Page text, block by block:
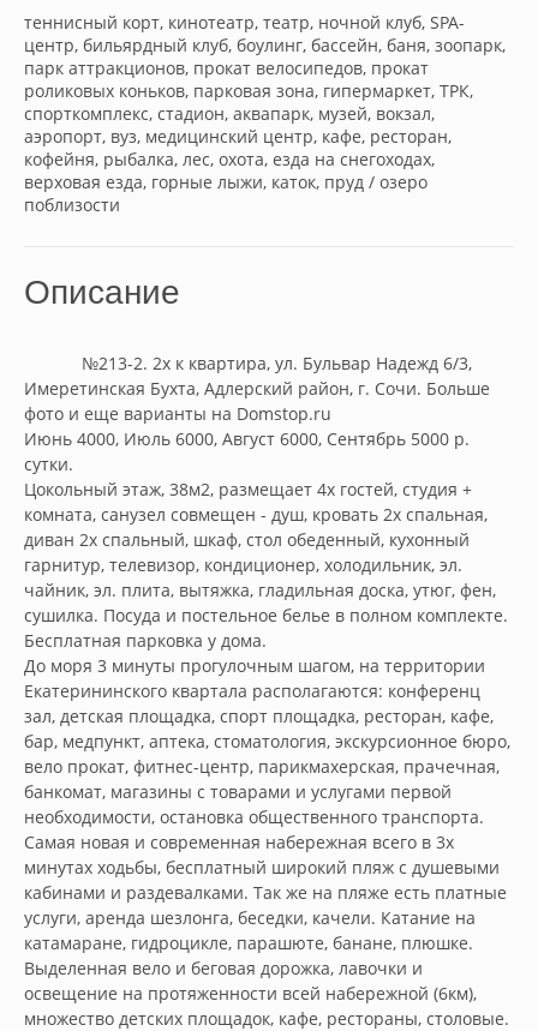
теннисный корт, кинотеатр, театр, ночной клуб, SPA-
центр, бильярдный клуб, боулинг, бассейн, баня, зоопарк,
парк аттракционов, прокат велосипедов, прокат
роликовых коньков, парковая зона, гипермаркет, ТРК,
спорткомплекс, стадион, аквапарк, музей, вокзал,
аэропорт, вуз, медицинский центр, кафе, ресторан,
кофейня, рыбалка, лес, охота, езда на снегоходах,
верховая езда, горные лыжи, каток, пруд / озеро
поблизости
Описание
Имеретинская Бухта, Адлерский район, г. Сочи. Больше
фото и еще варианты на Domstop.ru
Июнь 4000, Июль 6000, Август 6000, Сентябрь 5000 р.
сутки.
Цокольный этаж, 38м2, размещает 4х гостей, студия +
комната, санузел совмещен - душ, кровать 2х спальная,
диван 2х спальный, шкаф, стол обеденный, кухонный
гарнитур, телевизор, кондиционер, холодильник, эл.
чайник, эл. плита, вытяжка, гладильная доска, утюг, фен,
сушилка. Посуда и постельное белье в полном комплекте.
Бесплатная парковка у дома.
До моря 3 минуты прогулочным шагом, на территории
Екатерининского квартала располагаются: конференц
зал, детская площадка, спорт площадка, ресторан, кафе,
бар, медпункт, аптека, стоматология, экскурсионное бюро,
вело прокат, фитнес-центр, парикмахерская, прачечная,
банкомат, магазины с товарами и услугами первой
необходимости, остановка общественного транспорта.
Самая новая и современная набережная всего в 3х
минутах ходьбы, бесплатный широкий пляж с душевыми
кабинами и раздевалками. Так же на пляже есть платные
услуги, аренда шезлонга, беседки, качели. Катание на
катамаране, гидроцикле, парашюте, банане, плюшке.
Выделенная вело и беговая дорожка, лавочки и
освещение на протяженности всей набережной (6км),
множество детских площадок, кафе, рестораны, столовые.